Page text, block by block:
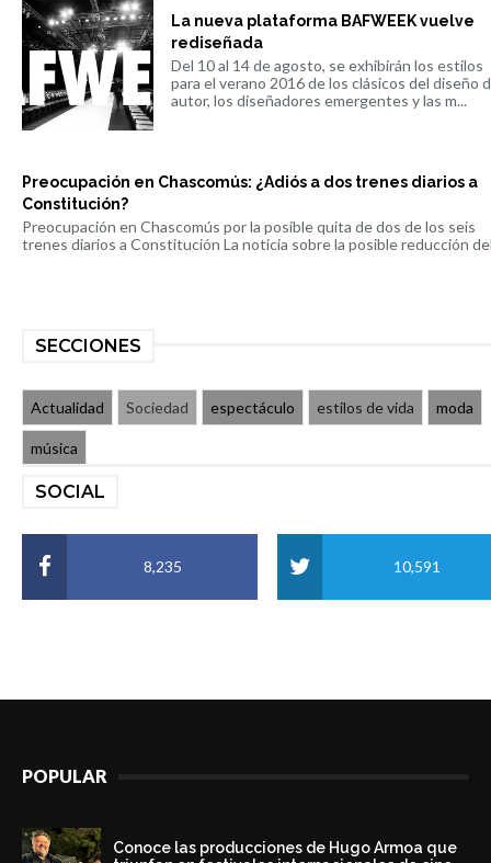
La nueva plataforma BAFWEEK vuelve
rediseñada
Del 10 al 14 de agosto, se exhibirán los estilos
para el verano 2016 de los clásicos del diseño
autor, los diseñadores emergentes y las m...
Preocupación en Chascomús: ¿Adiós a dos trenes diarios a
Constitución?
Preocupación en Chascomús por la posible quita de dos de los seis
trenes diarios a Constitución La noticia sobre la posible reducción
SECCIONES
Actualidad Sociedad espectáculo estilos de vida moda
música
SOCIAL
8,235 10,591
POPULAR
Conoce las producciones de Hugo Armoa que